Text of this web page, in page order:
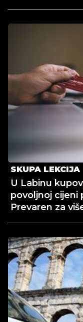
SKUPA LEKCIJA
U Labinu
povoljnoj cijeni
Prevaren za